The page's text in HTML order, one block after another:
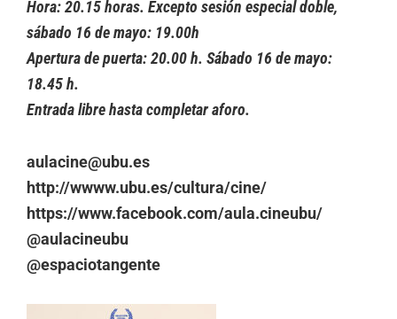
Hora: 20.15 horas. Excepto sesión especial doble,
sábado 16 de mayo: 19.00h
Apertura de puerta: 20.00 h. Sábado 16 de mayo:
18.45 h.
Entrada libre hasta completar aforo.
aulacine@ubu.es
http://wwww.ubu.es/cultura/cine/
https://www.facebook.com/aula.cineubu/
@aulacineubu
@espaciotangente